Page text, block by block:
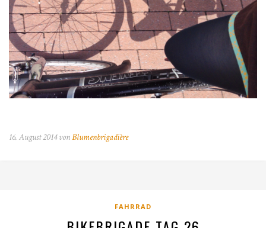
16. August 2014 vonBlumenbrigadière
FAHRRAD